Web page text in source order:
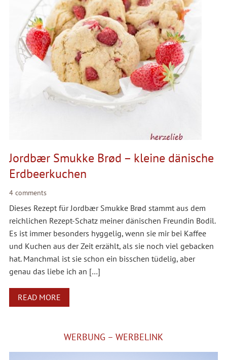
Jordbær Smukke Brød – kleine dänische
Erdbeerkuchen
4 comments
Dieses Rezept für Jordbær Smukke Brød stammt aus dem
reichlichen Rezept-Schatz meiner dänischen Freundin Bodil.
Es ist immer besonders hyggelig, wenn sie mir bei Kaffee
und Kuchen aus der Zeit erzählt, als sie noch viel gebacken
hat. Manchmal ist sie schon ein bisschen tüdelig, aber
genau das liebe ich an […]
READ MORE
WERBUNG – WERBELINK